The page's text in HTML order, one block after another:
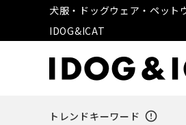
犬服・ドッグウェア・ペット
IDOG&ICAT
トレンドキーワード error_outline